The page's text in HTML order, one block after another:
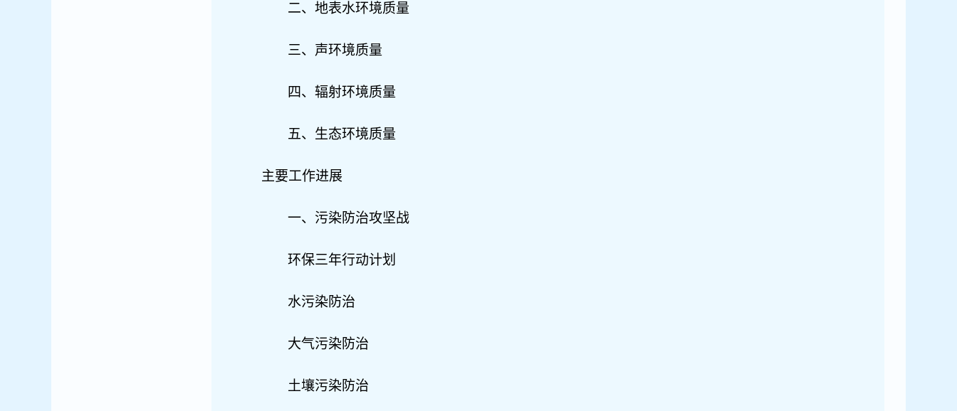
二、地表水环境质量
三、 声环境质量
四、辐射环境质量
五、 生态环境质量
主要工作进展
一、 污染防治攻坚战
环保三年行动计划
水污染防治
大气污染防治
土壤污染防治